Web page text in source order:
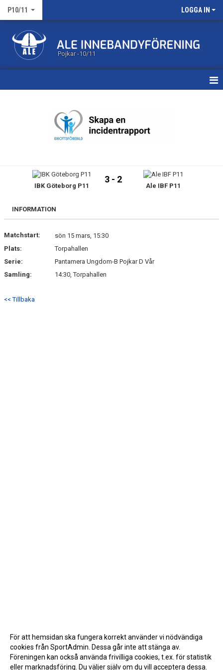
P10/11 LOGGA IN
Pojkar -10/11
BILDGALLERI
KONTAKT
IBK Göteborg P11
3 - 2
Ale IBF P11
INFORMATION
Matchstart:
sön 15 mars, 15:30
Plats:
Torpahallen
Serie:
Pantamera Ungdom-B Pojkar D Vår
Samling:
14:30, Torpahallen
<< Tillbaka
För att hemsidan ska fungera korrekt använder vi nödvändiga
cookies från SportAdmin. Dessa går inte att stänga av.
Föreningen kan också använda frivilliga cookies, t.ex. för statistik
eller marknadsföring. Du väljer själv om du vill acceptera dessa.